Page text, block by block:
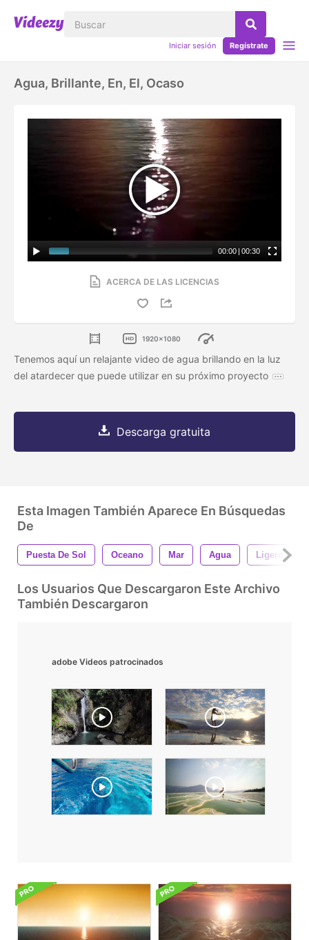
Iniciar sesión Regístrate
Agua, Brillante, En, El, Ocaso
00:00 | 00:30
ACERCA DE LAS LICENCIAS
1920x1080
Tenemos aquí un relajante video de agua brillando en la luz
del atardecer que puede utilizar en su próximo proyecto
Descarga gratuita
Esta Imagen También Aparece En Búsquedas
De
Puesta De Sol Oceano Mar Agua Ligero
Los Usuarios Que Descargaron Este Archivo
También Descargaron
adobe Videos patrocinados